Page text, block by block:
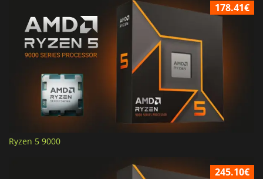
178.41€
Ryzen 5 9000
245.10€